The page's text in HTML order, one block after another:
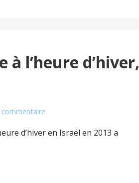
à l’heure d’hiver,
commentaire
d’hiver en Israël en 2013 a